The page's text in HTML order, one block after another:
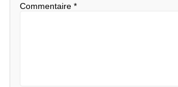
Commentaire *